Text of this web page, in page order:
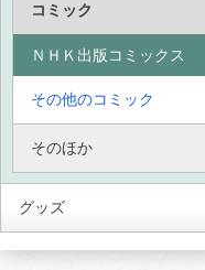
コミック
ＮＨＫ出版コミックス
その他のコミック
そのほか
グッズ